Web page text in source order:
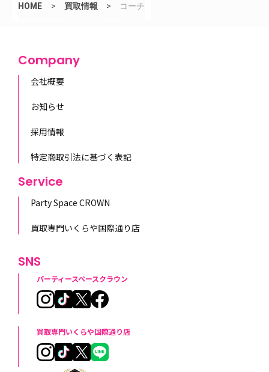
HOME > 買取情報 > コーチ
Company
会社概要
お知らせ
採用情報
特定商取引法に基づく表記
Service
Party Space CROWN
買取専門いくらや国際通り店
SNS
パーティースペースクラウン
買取専門いくらや国際通り店